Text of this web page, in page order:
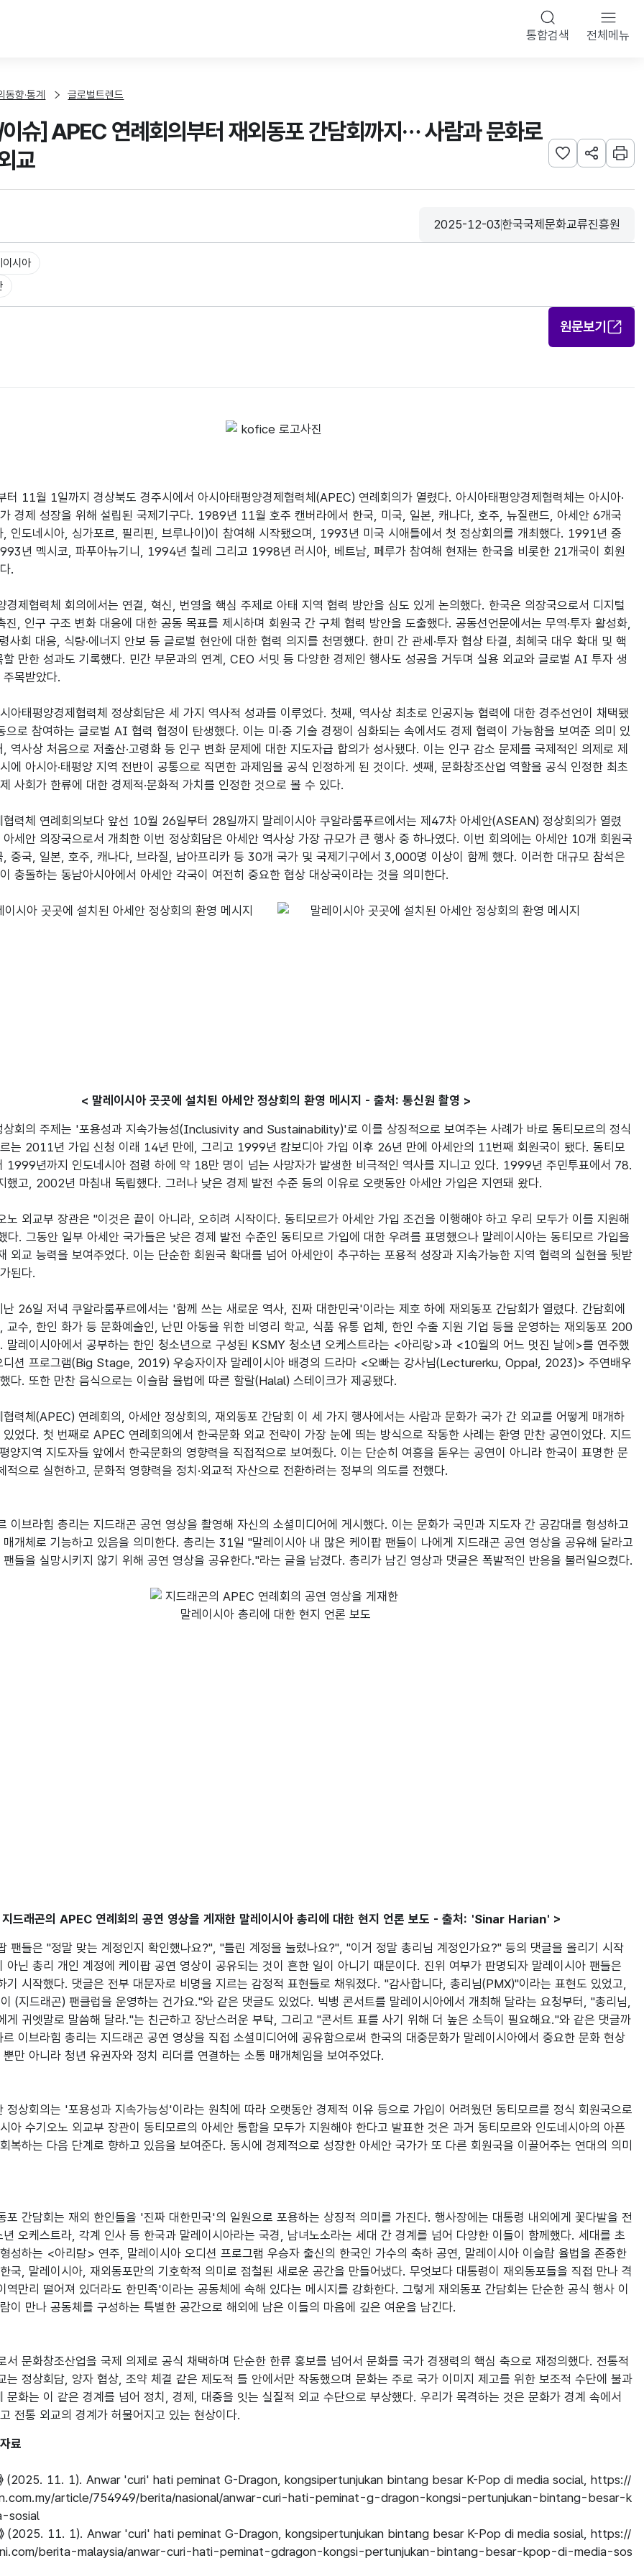
통합검색
전체메뉴
동향·통계 글로벌트렌드
슈] APEC 연례회의부터 재외동포 간담회까지… 사람과 문화로
교
관심사 등록하기
URL 공유하
인쇄
등록일
2025-12-03
수집기관
한국국제문화교류진흥원
이시아
원문보기
11월 1일까지 경상북도 경주시에서 아시아태평양경제협력체(APEC) 연례회의가 열렸다. 아시아태평양경제협력체는 아시아·
경제 성장을 위해 설립된 국제기구다. 1989년 11월 호주 캔버라에서 한국, 미국, 일본, 캐나다, 호주, 뉴질랜드, 아세안 6개국
, 인도네시아, 싱가포르, 필리핀, 브루나이)이 참여해 시작됐으며, 1993년 미국 시애틀에서 첫 정상회의를 개최했다. 1991년 중
년 멕시코, 파푸아뉴기니, 1994년 칠레 그리고 1998년 러시아, 베트남, 페루가 참여해 현재는 한국을 비롯한 21개국이 회원
.
경제협력체 회의에서는 연결, 혁신, 번영을 핵심 주제로 아태 지역 협력 방안을 심도 있게 논의했다. 한국은 의장국으로서 디지털
, 인구 구조 변화 대응에 대한 공동 목표를 제시하며 회원국 간 구체 협력 방안을 도출했다. 공동선언문에서는 무역·투자 활성화,
사회 대응, 식량·에너지 안보 등 글로벌 현안에 대한 협력 의지를 천명했다. 한미 간 관세·투자 협상 타결, 최혜국 대우 확대 및 핵
만한 성과도 기록했다. 민간 부문과의 연계, CEO 서밋 등 다양한 경제인 행사도 성공을 거두며 실용 외교와 글로벌 AI 투자 생
목받았다.
아태평양경제협력체 정상회담은 세 가지 역사적 성과를 이루었다. 첫째, 역사상 최초로 인공지능 협력에 대한 경주선언이 채택됐
으로 참여하는 글로벌 AI 협력 협정이 탄생했다. 이는 미·중 기술 경쟁이 심화되는 속에서도 경제 협력이 가능함을 보여준 의미 있
역사상 처음으로 저출산·고령화 등 인구 변화 문제에 대한 지도자급 합의가 성사됐다. 이는 인구 감소 문제를 국제적인 의제로 제
에 아시아·태평양 지역 전반이 공통으로 직면한 과제임을 공식 인정하게 된 것이다. 셋째, 문화창조산업 역할을 공식 인정한 최초
사회가 한류에 대한 경제적·문화적 가치를 인정한 것으로 볼 수 있다.
협력체 연례회의보다 앞선 10월 26일부터 28일까지 말레이시아 쿠알라룸푸르에서는 제47차 아세안(ASEAN) 정상회의가 열렸
세안 의장국으로서 개최한 이번 정상회담은 아세안 역사상 가장 규모가 큰 행사 중 하나였다. 이번 회의에는 아세안 10개 회원국
, 중국, 일본, 호주, 캐나다, 브라질, 남아프리카 등 30개 국가 및 국제기구에서 3,000명 이상이 함께 했다. 이러한 대규모 참석은
< 말레이시아 곳곳에 설치된 아세안 정상회의 환영 메시지 - 출처: 통신원 촬영 >
상회의 주제는 '포용성과 지속가능성(Inclusivity and Sustainability)'로 이를 상징적으로 보여주는 사례가 바로 동티모르의 정식
는 2011년 가입 신청 이래 14년 만에, 그리고 1999년 캄보디아 가입 이후 26년 만에 아세안의 11번째 회원국이 됐다. 동티모
1999년까지 인도네시아 점령 하에 약 18만 명이 넘는 사망자가 발생한 비극적인 역사를 지니고 있다. 1999년 주민투표에서 78.
했고, 2002년 마침내 독립했다. 그러나 낮은 경제 발전 수준 등의 이유로 오랫동안 아세안 가입은 지연돼 왔다.
노 외교부 장관은 "이것은 끝이 아니라, 오히려 시작이다. 동티모르가 아세안 가입 조건을 이행해야 하고 우리 모두가 이를 지원해
다. 그동안 일부 아세안 국가들은 낮은 경제 발전 수준인 동티모르 가입에 대한 우려를 표명했으나 말레이시아는 동티모르 가입을
외교 능력을 보여주었다. 이는 단순한 회원국 확대를 넘어 아세안이 추구하는 포용적 성장과 지속가능한 지역 협력의 실현을 뒷받
된다.
26일 저녁 쿠알라룸푸르에서는 '함께 쓰는 새로운 역사, 진짜 대한민국'이라는 제호 하에 재외동포 간담회가 열렸다. 간담회에
교수, 한인 화가 등 문화예술인, 난민 아동을 위한 비영리 학교, 식품 유통 업체, 한인 수출 지원 기업 등을 운영하는 재외동포 200
말레이시아에서 공부하는 한인 청소년으로 구성된 KSMY 청소년 오케스트라는 <아리랑>과 <10월의 어느 멋진 날에>를 연주했
디션 프로그램(Big Stage, 2019) 우승자이자 말레이시아 배경의 드라마 <오빠는 강사님(Lecturerku, Oppa!, 2023)> 주연배우
다. 또한 만찬 음식으로는 이슬람 율법에 따른 할랄(Halal) 스테이크가 제공됐다.
협력체(APEC) 연례회의, 아세안 정상회의, 재외동포 간담회 이 세 가지 행사에서는 사람과 문화가 국가 간 외교를 어떻게 매개하
었다. 첫 번째로 APEC 연례회의에서 한국문화 외교 전략이 가장 눈에 띄는 방식으로 작동한 사례는 환영 만찬 공연이었다. 지드
양지역 지도자들 앞에서 한국문화의 영향력을 직접적으로 보여줬다. 이는 단순히 여흥을 돋우는 공연이 아니라 한국이 표명한 문
적으로 실현하고, 문화적 영향력을 정치·외교적 자산으로 전환하려는 정부의 의도를 전했다.
이브라힘 총리는 지드래곤 공연 영상을 촬영해 자신의 소셜미디어에 게시했다. 이는 문화가 국민과 지도자 간 공감대를 형성하고
개체로 기능하고 있음을 의미한다. 총리는 31일 "말레이시아 내 많은 케이팝 팬들이 나에게 지드래곤 공연 영상을 공유해 달라고
드래곤의 APEC 연례회의 공연 영상을 게재한 말레이시아 총리에 대한 현지 언론 보도 - 출처: 'Sinar Harian' >
팬들은 "정말 맞는 계정인지 확인했나요?", "틀린 계정을 눌렀나요?", "이거 정말 총리님 계정인가요?" 등의 댓글을 올리기 시작
아닌 총리 개인 계정에 케이팝 공연 영상이 공유되는 것이 흔한 일이 아니기 때문이다. 진위 여부가 판명되자 말레이시아 팬들은
기 시작했다. 댓글은 전부 대문자로 비명을 지르는 감정적 표현들로 채워졌다. "감사합니다, 총리님(PMX)"이라는 표현도 있었고,
(지드래곤) 팬클럽을 운영하는 건가요."와 같은 댓글도 있었다. 빅뱅 콘서트를 말레이시아에서 개최해 달라는 요청부터, "총리님,
게 귀엣말로 말씀해 달라."는 친근하고 장난스러운 부탁, 그리고 "콘서트 표를 사기 위해 더 높은 소득이 필요해요."와 같은 댓글까
이브라힘 총리는 지드래곤 공연 영상을 직접 소셜미디어에 공유함으로써 한국의 대중문화가 말레이시아에서 중요한 문화 현상
만 아니라 청년 유권자와 정치 리더를 연결하는 소통 매개체임을 보여주었다.
정상회의는 '포용성과 지속가능성'이라는 원칙에 따라 오랫동안 경제적 이유 등으로 가입이 어려웠던 동티모르를 정식 회원국으로
아 수기오노 외교부 장관이 동티모르의 아세안 통합을 모두가 지원해야 한다고 발표한 것은 과거 동티모르와 인도네시아의 아픈
복하는 다음 단계로 향하고 있음을 보여준다. 동시에 경제적으로 성장한 아세안 국가가 또 다른 회원국을 이끌어주는 연대의 의미
포 간담회는 재외 한인들을 '진짜 대한민국'의 일원으로 포용하는 상징적 의미를 가진다. 행사장에는 대통령 내외에게 꽃다발을 전
오케스트라, 각계 인사 등 한국과 말레이시아라는 국경, 남녀노소라는 세대 간 경계를 넘어 다양한 이들이 함께했다. 세대를 초
성하는 <아리랑> 연주, 말레이시아 오디션 프로그램 우승자 출신의 한국인 가수의 축하 공연, 말레이시아 이슬람 율법을 존중한
국, 말레이시아, 재외동포만의 기호학적 의미로 점철된 새로운 공간을 만들어냈다. 무엇보다 대통령이 재외동포들을 직접 만나 격
역만리 떨어져 있더라도 한민족'이라는 공동체에 속해 있다는 메시지를 강화한다. 그렇게 재외동포 간담회는 단순한 공식 행사 이
이 만나 공동체를 구성하는 특별한 공간으로 해외에 남은 이들의 마음에 깊은 여운을 남긴다.
서 문화창조산업을 국제 의제로 공식 채택하며 단순한 한류 홍보를 넘어서 문화를 국가 경쟁력의 핵심 축으로 재정의했다. 전통적
는 정상회담, 양자 협상, 조약 체결 같은 제도적 틀 안에서만 작동했으며 문화는 주로 국가 이미지 제고를 위한 보조적 수단에 불과
문화는 이 같은 경계를 넘어 정치, 경제, 대중을 잇는 실질적 외교 수단으로 부상했다. 우리가 목격하는 것은 문화가 경계 속에서
료
》 (2025. 11. 1). Anwar 'curi' hati peminat G-Dragon, kongsipertunjukan bintang besar K-Pop di media social, https://
article/754949/berita/nasional/anwar-curi-hati-peminat-g-dragon-kongsi-pertunjukan-bintang-besar-k
sosial
(2025. 11. 1). Anwar 'curi' hati peminat G-Dragon, kongsipertunjukan bintang besar K-Pop di media sosial, https://
berita-malaysia/anwar-curi-hati-peminat-gdragon-kongsi-pertunjukan-bintang-besar-kpop-di-media-sos